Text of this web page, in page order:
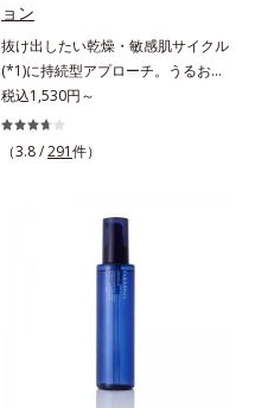
ョン
抜け出したい乾燥・敏感肌サイクル
(*1)に持続型アプローチ。うるおい
を追求した敏感肌用保湿スキンケア
(*2)。うるおいを逃し、刺激を受け
やすい角層の“乾燥敏感スランプ
望の敏感肌用保湿スキンケアライン
「オルビス アクアニスト」。乾燥
敏感スランプの原因にアプローチす
る持続型トリプルアミノ酸(*4)を配
す。刺激を受けやすくなった角層を
税込1,530円～
（3.8 /291件）